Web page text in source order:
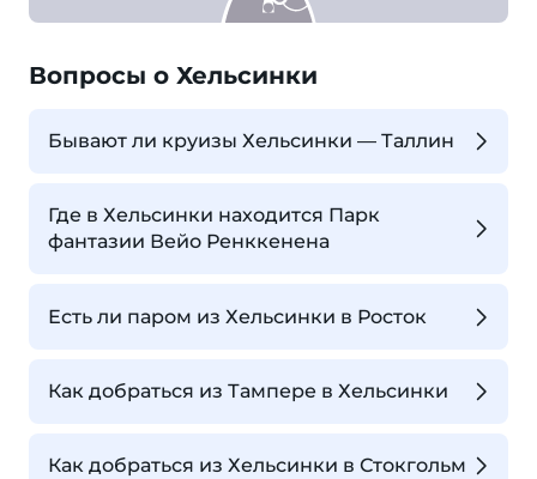
Вопросы о Хельсинки
Бывают ли круизы Хельсинки — Таллин
Где в Хельсинки находится Парк
фантазии Вейо Ренккенена
Есть ли паром из Хельсинки в Росток
Как добраться из Тампере в Хельсинки
Как добраться из Хельсинки в Стокгольм